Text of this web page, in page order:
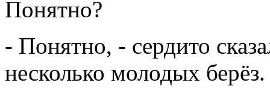
Понятно?
- Понятно, - сердито
несколько молодых берёз.